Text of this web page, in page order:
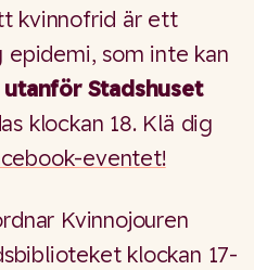
kvinnofrid är ett
epidemi, som inte kan
utanför Stadshuset
klockan 18. Klä dig
eventet!
Kvinnojouren
klockan 17-